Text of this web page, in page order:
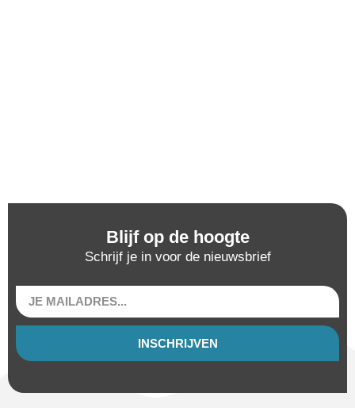
Blijf op de hoogte
Schrijf je in voor de nieuwsbrief
INSCHRIJVEN